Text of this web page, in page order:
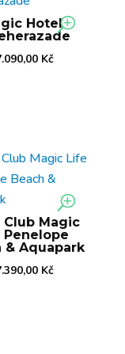
Hotel
Kč
Club Magic
Penelope
& Aquapark
Kč